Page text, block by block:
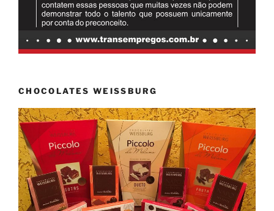
CHOCOLATES WEISSBURG